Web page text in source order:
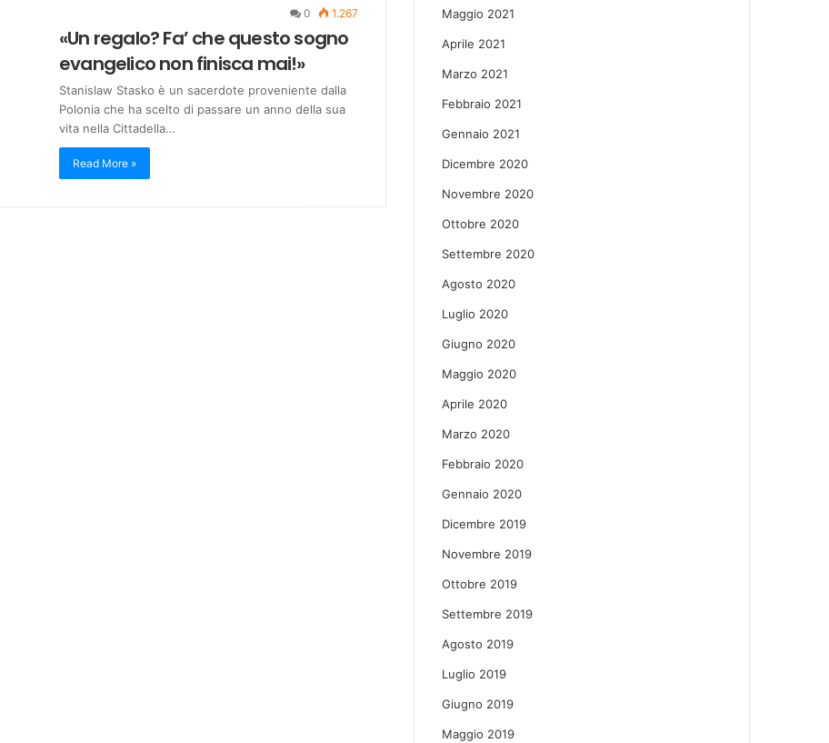
0 1.267
«Un regalo? Fa’ che questo sogno
evangelico non finisca mai!»
Stanislaw Stasko è un sacerdote proveniente dalla
Polonia che ha scelto di passare un anno della sua
vita nella Cittadella…
Read More »
Maggio 2021
Aprile 2021
Marzo 2021
Febbraio 2021
Gennaio 2021
Dicembre 2020
Novembre 2020
Ottobre 2020
Settembre 2020
Agosto 2020
Luglio 2020
Giugno 2020
Maggio 2020
Aprile 2020
Marzo 2020
Febbraio 2020
Gennaio 2020
Dicembre 2019
Novembre 2019
Ottobre 2019
Settembre 2019
Agosto 2019
Luglio 2019
Giugno 2019
Maggio 2019